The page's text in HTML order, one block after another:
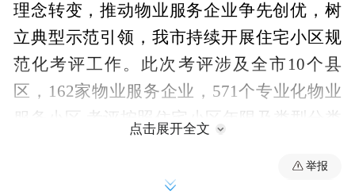
理念转变，推动物业服务企业争先创优，树
立典型示范引领，我市持续开展住宅小区规
范化考评工作。此次考评涉及全市10个县
区，162家物业服务企业，571个专业化物业
服务小区,考评按照住宅小区年限及类型分类
（含老旧小区），并按照测评得分由高到低
点击展开全文
举报